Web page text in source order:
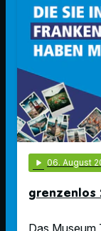
play_arrow 06. August
grenzenlos
Das Museum